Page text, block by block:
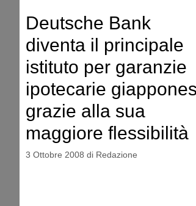
Deutsche Bank
diventa il principale
istituto per garanzie
ipotecarie
grazie alla sua
maggiore flessibilità
3 Ottobre 2008 di Redazione